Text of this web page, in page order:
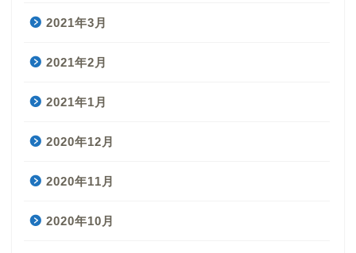
2021年3月
2021年2月
2021年1月
2020年12月
2020年11月
2020年10月